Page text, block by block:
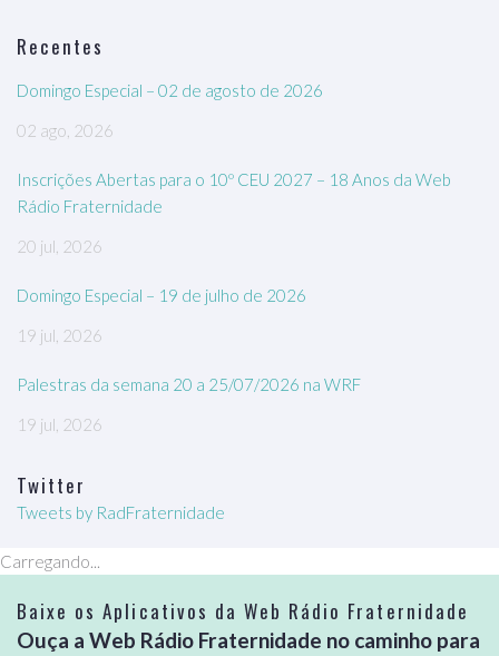
Recentes
Domingo Especial – 02 de agosto de 2026
02 ago, 2026
Inscrições Abertas para o 10º CEU 2027 – 18 Anos da Web
Rádio Fraternidade
20 jul, 2026
Domingo Especial – 19 de julho de 2026
19 jul, 2026
Palestras da semana 20 a 25/07/2026 na WRF
19 jul, 2026
Twitter
Tweets by RadFraternidade
Carregando...
Baixe os Aplicativos da Web Rádio Fraternidade
Ouça a Web Rádio Fraternidade no caminho para